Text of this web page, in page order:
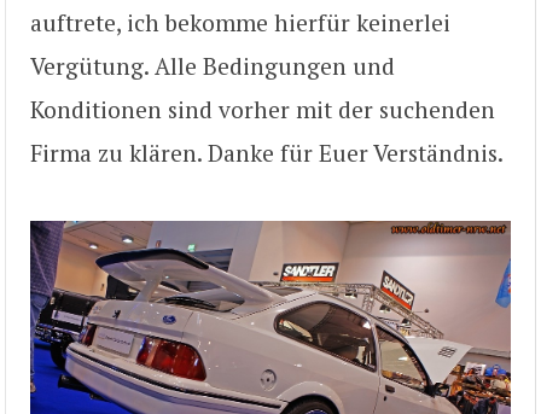
auftrete, ich bekomme hierfür keinerlei
Vergütung. Alle Bedingungen und
Konditionen sind vorher mit der suchenden
Firma zu klären. Danke für Euer Verständnis.